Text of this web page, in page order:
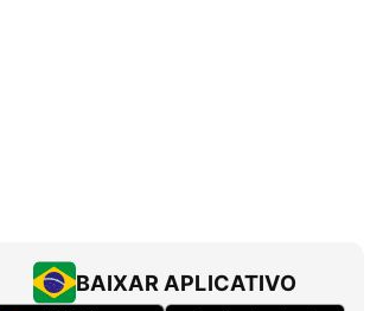
BAIXAR APLICATIVO